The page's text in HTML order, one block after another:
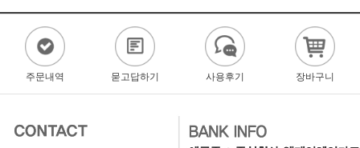
주문내역 묻고답하기 사용후기 장바구니